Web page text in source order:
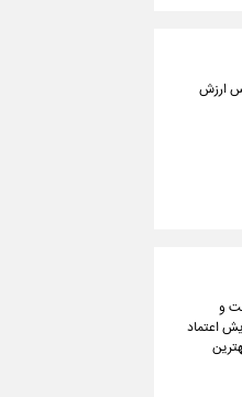
این اساس ارزش
دلار را شکست و
اعتماد